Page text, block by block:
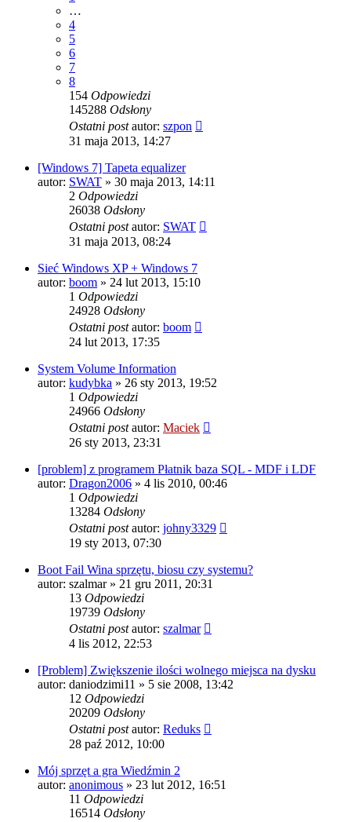
…
4
5
6
7
8
154 Odpowiedzi
145288 Odsłony
Ostatni postautor: szpon
31 maja 2013, 14:27
[Windows 7] Tapeta equalizer
autor: SWAT » 30 maja 2013, 14:11
2 Odpowiedzi
26038 Odsłony
Ostatni postautor: SWAT
31 maja 2013, 08:24
Sieć Windows XP + Windows 7
autor: boom » 24 lut 2013, 15:10
1 Odpowiedzi
24928 Odsłony
Ostatni postautor: boom
24 lut 2013, 17:35
System Volume Information
autor: kudybka » 26 sty 2013, 19:52
1 Odpowiedzi
24966 Odsłony
Ostatni postautor: Maciek
26 sty 2013, 23:31
[problem] z programem Płatnik baza SQL - MDF i LDF
autor: Dragon2006 » 4 lis 2010, 00:46
1 Odpowiedzi
13284 Odsłony
Ostatni postautor: johny3329
19 sty 2013, 07:30
Boot Fail Wina sprzętu, biosu czy systemu?
autor: szalmar» 21 gru 2011, 20:31
13 Odpowiedzi
19739 Odsłony
Ostatni postautor: szalmar
4 lis 2012, 22:53
[Problem] Zwiększenie ilości wolnego miejsca na dysku
autor: daniodzimi11 » 5 sie 2008, 13:42
12 Odpowiedzi
20209 Odsłony
Ostatni postautor: Reduks
28 paź 2012, 10:00
Mój sprzęt a gra Wiedźmin 2
autor: anonimous » 23 lut 2012, 16:51
11 Odpowiedzi
16514 Odsłony